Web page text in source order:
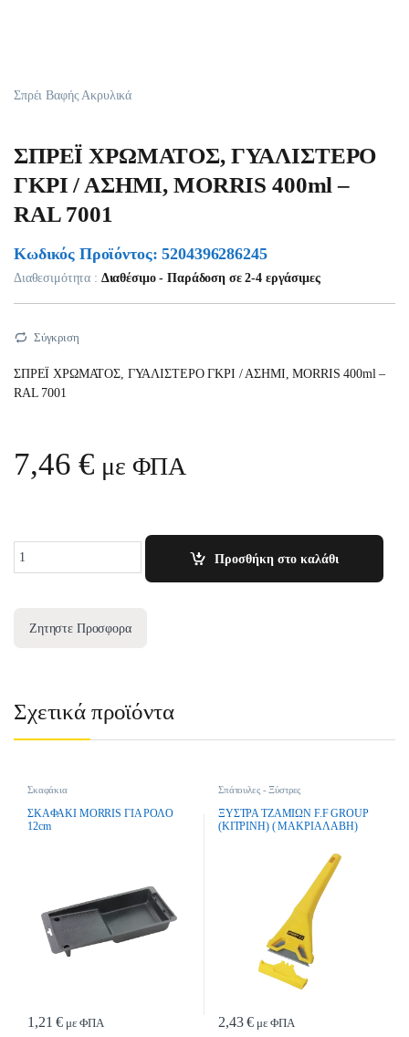
Σπρέι Βαφής Ακρυλικά
ΣΠΡΕΪ ΧΡΩΜΑΤΟΣ, ΓΥΑΛΙΣΤΕΡΟ
ΓΚΡΙ / ΑΣΗΜΙ, MORRIS 400ml –
RAL 7001
Κωδικός Προϊόντος: 5204396286245
Διαθεσιμότητα : Διαθέσιμο - Παράδοση σε 2-4 εργάσιμες
Σύγκριση
ΣΠΡΕΪ ΧΡΩΜΑΤΟΣ, ΓΥΑΛΙΣΤΕΡΟ ΓΚΡΙ / ΑΣΗΜΙ, MORRIS 400ml –
RAL 7001
7,46€ με ΦΠΑ
Προσθήκη στο καλάθι
Ζητηστε Προσφορα
Σχετικά προϊόντα
Σκαφάκια
ΣΚΑΦΑΚΙ MORRIS ΓΙΑ ΡΟΛΟ
12cm
1,21€ με ΦΠΑ
Σπάτουλες - Ξύστρες
ΞΥΣΤΡΑ ΤΖΑΜΙΩΝ F.F GROUP
(ΚΙΤΡΙΝΗ) ( ΜΑΚΡΙΑ ΛΑΒΗ)
2,43€ με ΦΠΑ